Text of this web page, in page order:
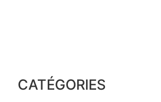
CATÉGORIES